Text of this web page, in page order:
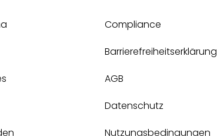
Compliance
Barrierefreiheitserklärung
AGB
Datenschutz
Nutzungsbedingungen